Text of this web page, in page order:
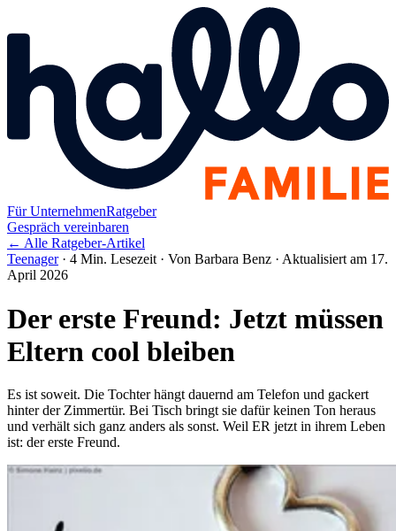
Für UnternehmenRatgeber
Gespräch vereinbaren
← Alle Ratgeber-Artikel
Teenager · 4 Min. Lesezeit · Von Barbara Benz · Aktualisiert am 17.
April 2026
Der erste Freund: Jetzt müssen
Eltern cool bleiben
Es ist soweit. Die Tochter hängt dauernd am Telefon und gackert
hinter der Zimmertür. Bei Tisch bringt sie dafür keinen Ton heraus
und verhält sich ganz anders als sonst. Weil ER jetzt in ihrem Leben
ist: der erste Freund.